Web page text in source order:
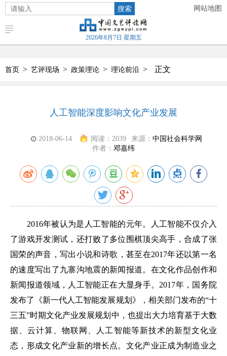
搜索 网站地图
2026年8月7日 星期五
首页 > 艺评现场 > 政策理论 > 理论前沿 > 正文
人工智能深度影响文化产业发展
2018-06-14 阅读： 2039 来源： 中国社会科学网
作者： 邓嘉纬
2016年被认为是人工智能的元年。人工智能不仅介入
了游戏开发测试，还打败了多位围棋顶尖高手，合成了张
国荣的声音，写出小说和诗歌，甚至在2017年还以第一名
的速度写出了九寨沟地震的新闻报道。在文化作品创作和
新闻报道领域，人工智能正在大显身手。2017年，国务院
发布了《新一代人工智能发展规划》，相关部门发布的“十
三五”时期文化产业发展规划中，也提出大力培育基于大数
据、云计算、物联网、人工智能等新技术的新型文化业
态，形成文化产业新的增长点。文化产业正成为制造业之